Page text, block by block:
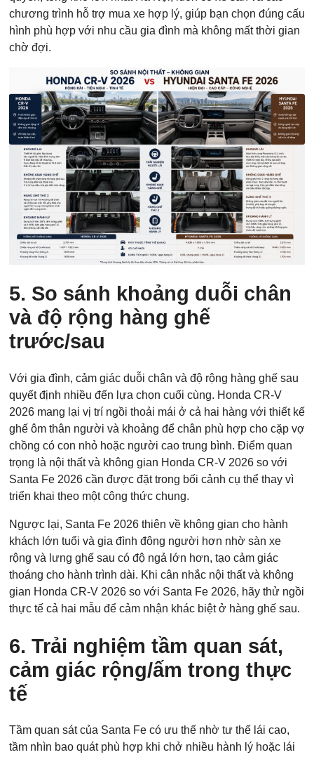
chương trình hỗ trợ mua xe hợp lý, giúp bạn chọn đúng cấu
hình phù hợp với nhu cầu gia đình mà không mất thời gian
chờ đợi.
5. So sánh khoảng duỗi chân
và độ rộng hàng ghế
trước/sau
Với gia đình, cảm giác duỗi chân và độ rộng hàng ghế sau
quyết định nhiều đến lựa chọn cuối cùng. Honda CR-V
2026 mang lại vị trí ngồi thoải mái ở cả hai hàng với thiết kế
ghế ôm thân người và khoảng để chân phù hợp cho cặp vợ
chồng có con nhỏ hoặc người cao trung bình. Điểm quan
trọng là nội thất và không gian Honda CR-V 2026 so với
Santa Fe 2026 cần được đặt trong bối cảnh cụ thể thay vì
triển khai theo một công thức chung.
Ngược lại, Santa Fe 2026 thiên về không gian cho hành
khách lớn tuổi và gia đình đông người hơn nhờ sàn xe
rộng và lưng ghế sau có độ ngả lớn hơn, tạo cảm giác
thoáng cho hành trình dài. Khi cân nhắc nội thất và không
gian Honda CR-V 2026 so với Santa Fe 2026, hãy thử ngồi
thực tế cả hai mẫu để cảm nhận khác biệt ở hàng ghế sau.
6. Trải nghiệm tầm quan sát,
cảm giác rộng/ấm trong thực
tế
Tầm quan sát của Santa Fe có ưu thế nhờ tư thế lái cao,
tầm nhìn bao quát phù hợp khi chở nhiều hành lý hoặc lái